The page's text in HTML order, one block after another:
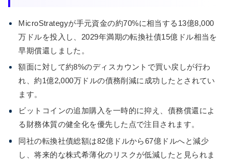
MicroStrategyが手元資金の約70%に相当する13億8,000
万ドルを投入し、2029年満期の転換社債15億ドル相当を
早期償還しました。
額面に対して約8%のディスカウントで買い戻しが行わ
れ、約1億2,000万ドルの債務削減に成功したとされてい
ます。
ビットコインの追加購入を一時的に抑え、債務償還によ
る財務体質の健全化を優先した点で注目されます。
同社の転換社債総額は82億ドルから67億ドルへと減少
し、将来的な株式希薄化のリスクが低減したと見られま